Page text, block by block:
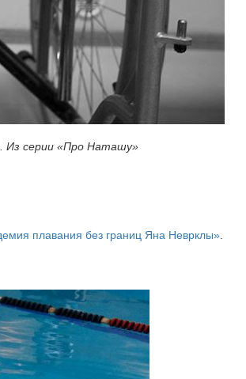
Из серии «Про Наташу»
плавания без границ Яна Неврклы»